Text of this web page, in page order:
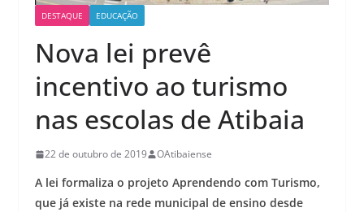
DESTAQUE EDUCAÇÃO
Nova lei prevê
incentivo ao turismo
nas escolas de Atibaia
22 de outubro de 2019 OAtibaiense
A lei formaliza o projeto Aprendendo com Turismo,
que já existe na rede municipal de ensino desde